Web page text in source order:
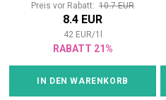
Preis vor Rabatt: 10.7 EUR
8.4 EUR
42 EUR/1
RABATT 21%
IN DEN WARENKORB